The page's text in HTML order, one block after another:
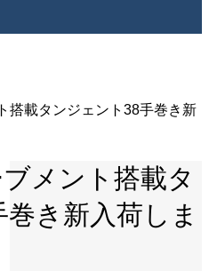
搭載タンジェント38手巻き新
メント搭載タ
き新入荷しま